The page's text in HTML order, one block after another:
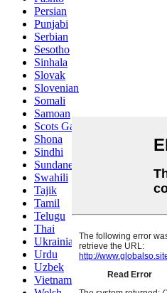
Persian
Punjabi
Serbian
Sesotho
Sinhala
Slovak
Slovenian
Somali
Samoan
Scots Gaelic
Shona
Sindhi
Sundanese
Swahili
Tajik
Tamil
Telugu
Thai
Ukrainian
Urdu
Uzbek
Vietnamese